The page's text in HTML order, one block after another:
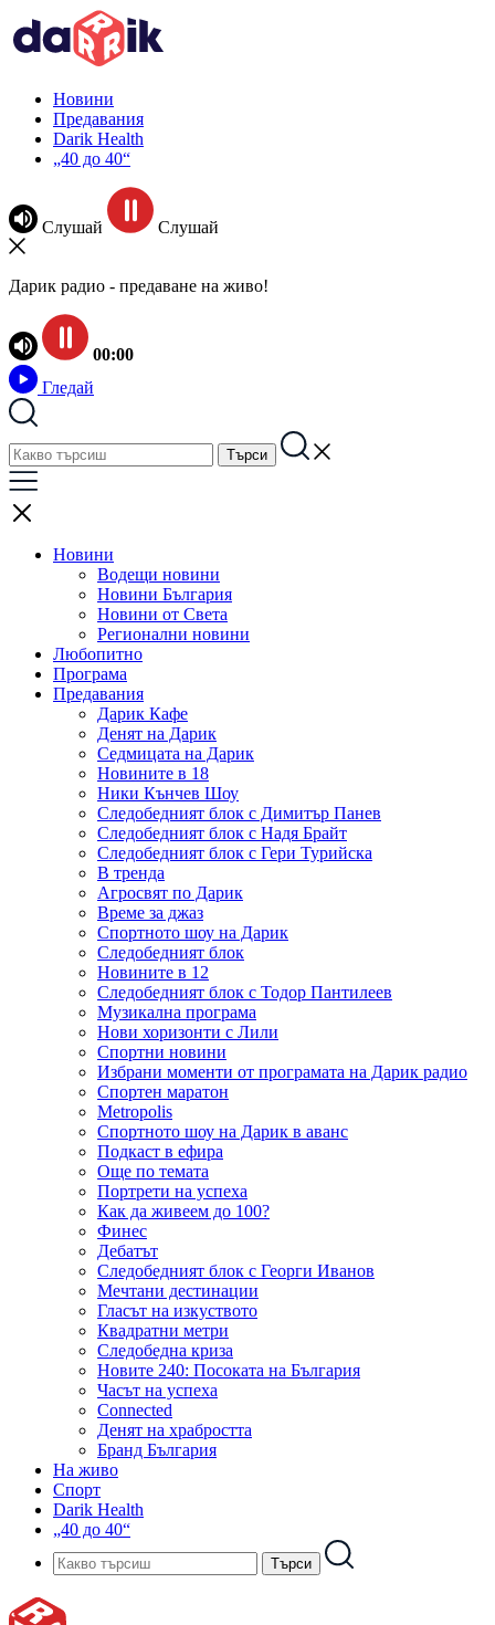
Новини
Предавания
Darik Health
„40 до 40“
Слушай Слушай
Дарик радио - предаване на живо!
00:00
Гледай
Новини
Водещи новини
Новини България
Новини от Света
Регионални новини
Любопитно
Програма
Предавания
Дарик Кафе
Денят на Дарик
Седмицата на Дарик
Новините в 18
Ники Кънчев Шоу
Следобедният блок с Димитър Панев
Следобедният блок с Надя Брайт
Следобедният блок с Гери Турийска
В тренда
Агросвят по Дарик
Време за джаз
Спортното шоу на Дарик
Следобедният блок
Новините в 12
Следобедният блок с Тодор Пантилеев
Музикална програма
Нови хоризонти с Лили
Спортни новини
Избрани моменти от програмата на Дарик радио
Спортен маратон
Metropolis
Спортното шоу на Дарик в аванс
Подкаст в ефира
Още по темата
Портрети на успеха
Как да живеем до 100?
Финес
Дебатът
Следобедният блок с Георги Иванов
Мечтани дестинации
Гласът на изкуството
Квадратни метри
Следобедна криза
Новите 240: Посоката на България
Часът на успеха
Connected
Денят на храбростта
Бранд България
На живо
Спорт
Darik Health
„40 до 40“